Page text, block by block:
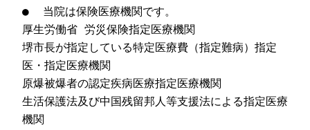
●  当院は保険医療機関です。
厚生労働省 労災保険指定医療機関
堺市長が指定している特定医療費（指定難病）指定
医・指定医療機関
原爆被爆者の認定疾病医療指定医療機関
生活保護法及び中国残留邦人等支援法による指定医療
機関